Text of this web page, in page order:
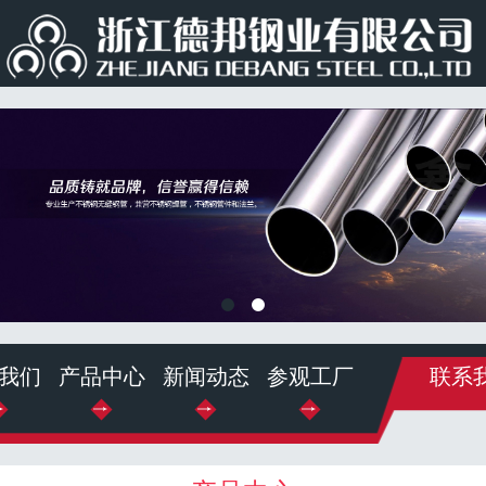
们 产品中心 新闻动态 参观工厂 联系